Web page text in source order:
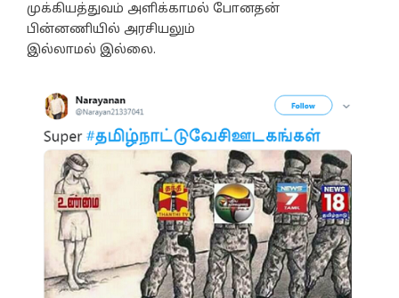
முக்கியத்துவம் அளிக்காமல் போனதன்
பின்னணியில் அரசியலும்
இல்லாமல் இல்லை.